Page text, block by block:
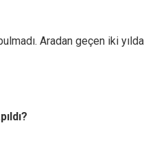
Aradan geçen iki yılda